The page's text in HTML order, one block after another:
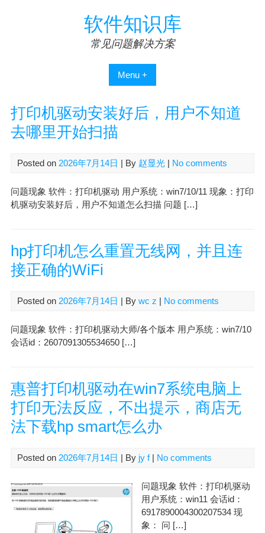
软件知识库
常见问题解决方案
Menu +
打印机驱动安装好后，用户不知道
去哪里开始扫描
Posted on 2026年7月14日 | By 赵显光| No comments
问题现象 软件：打印机驱动 用户系统：win7/10/11 现象：打印
机驱动安装好后，用户不知道怎么扫描 问题 […]
hp打印机怎么重置无线网，并且连
接正确的WiFi
Posted on 2026年7月14日 | By wc z | No comments
问题现象 软件：打印机驱动大师/各个版本 用户系统：win7/10
会话id：2607091305534650 […]
惠普打印机驱动在win7系统电脑上
打印无法反应，不出提示，商店无
法下载hp smart怎么办
Posted on 2026年7月14日 | By jy f| No comments
问题现象 软件：打印机驱动
用户系统：win11 会话id：
6917890004300207534 现
象： 问 […]